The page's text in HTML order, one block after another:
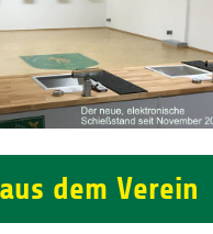
dem Verein